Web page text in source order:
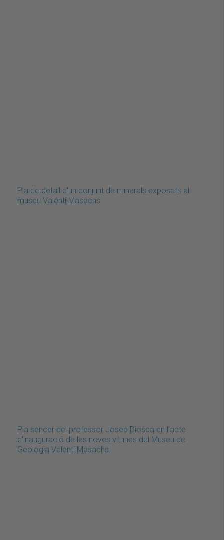
Pla de detall d'un conjunt de minerals exposats al
museu Valentí Masachs.
Pla sencer del professor Josep Biosca en l’acte
d’inauguració de les noves vitrines del Museu de
Geologia Valentí Masachs.